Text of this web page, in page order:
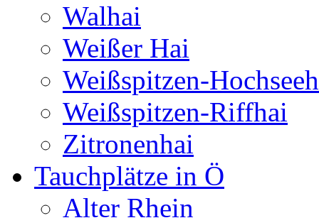
Walhai
Weißer Hai
Weißspitzen-
Weißspitzen-Riffhai
Zitronenhai
Tauchplätze in Ö
Alter Rhein